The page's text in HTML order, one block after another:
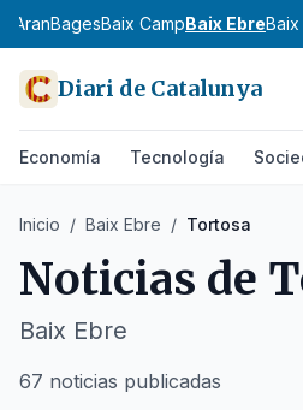
AranBagesBaix CampBaix EbreBaix
Diari de Catalunya
Economía Tecnología
Inicio / Baix Ebre / Tortosa
Noticias de
Baix Ebre
67 noticias publicadas